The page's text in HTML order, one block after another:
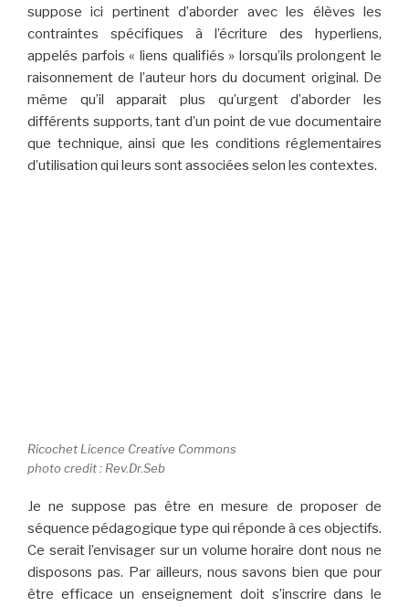
suppose ici pertinent d’aborder avec les élèves les
contraintes spécifiques à l’écriture des hyperliens,
appelés parfois « liens qualifiés » lorsqu’ils prolongent le
raisonnement de l’auteur hors du document original. De
même qu’il apparait plus qu’urgent d’aborder les
différents supports, tant d’un point de vue documentaire
que technique, ainsi que les conditions réglementaires
d’utilisation qui leurs sont associées selon les contextes.
Ricochet Licence Creative Commons
photo credit : Rev.Dr.Seb
Je ne suppose pas être en mesure de proposer de
séquence pédagogique type qui réponde à ces objectifs.
Ce serait l’envisager sur un volume horaire dont nous ne
disposons pas. Par ailleurs, nous savons bien que pour
être efficace un enseignement doit s’inscrire dans le